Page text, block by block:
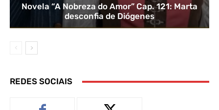
Novela “A Nobreza do Amor” Cap. 121: Marta
desconfia de Diógenes
REDES SOCIAIS